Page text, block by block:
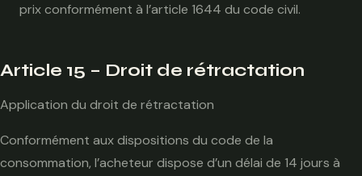
prix conformément à l’article 1644 du code civil.
Article 15 – Droit de rétractation
Application du droit de rétractation
Conformément aux dispositions du code de la
consommation, l’acheteur dispose d’un délai de 14 jours à